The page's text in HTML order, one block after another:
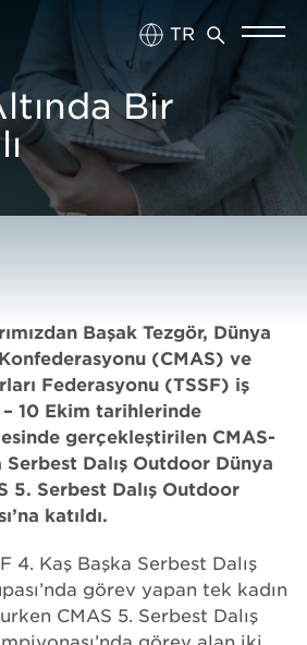
TR
EN
Bir
Başak Tezgör, Dünya
(CMAS) ve
Federasyonu (TSSF) iş
10 Ekim tarihlerinde
gerçekleştirilen CMAS-
Serbest Dalış Outdoor Dünya
5. Serbest Dalış Outdoor
katıldı.
4. Kaş Başka Serbest Dalış
görev yapan tek kadın
CMAS 5. Serbest Dalış